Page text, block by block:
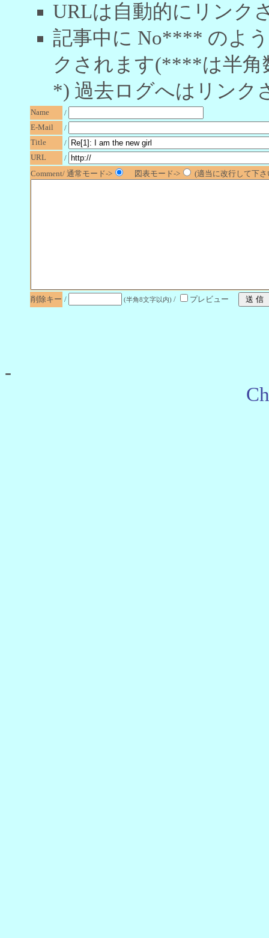
URLは自動的にリンク
記事中に No**** のよ
クされます(****は半角
*) 過去ログへはリンク
Name
/
E-Mail
/
Title
/
URL
/
Comment/ 通常モード->
図表モード-> (適当に改行して下
削除キー / (半角8文字以内) / プレビュー
-